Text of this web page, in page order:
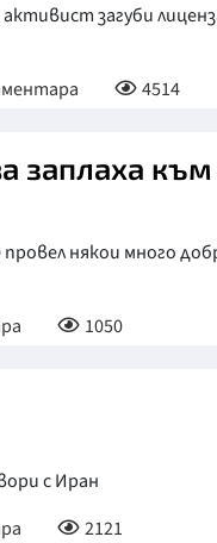
загуби
4514
заплаха към
някои много
1050
с Иран
2121